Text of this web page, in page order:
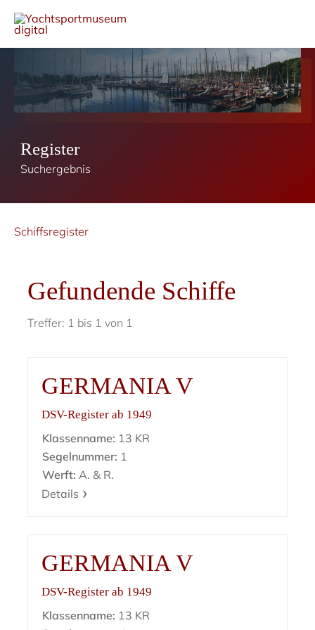
Register
Suchergebnis
Schiffsregister
Gefundende Schiffe
Treffer: 1 bis 1 von 1
GERMANIA V
DSV-Register ab 1949
Klassenname: 13 KR
Segelnummer: 1
Werft: A. & R.
Details
GERMANIA V
DSV-Register ab 1949
Klassenname: 13 KR